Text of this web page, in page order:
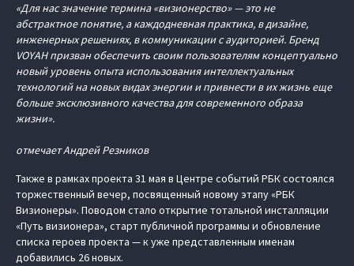
«Для нас значение термина «визионерство» — это не
абстрактное понятие, а каждодневная практика, в дизайне,
инженерных решениях, в коммуникации с аудиторией. Бренд
VOYAH призван обеспечить своим пользователям концептуально
новый уровень опыта использования интеллектуальных
технологий на новых видах энергии и привнести в их жизнь еще
больше эксклюзивного качества для современного образа
жизни».
отмечает Андрей Резников
Также в рамках проекта 31 мая в Центре событий РБК состоялся
торжественный вечер, посвященный новому этапу «РБК
Визионеры». Поводом стало открытие тотальной инсталляции
«Путь визионера», старт публичной программы и обновление
списка героев проекта — к уже представленным именам
добавились 26 новых.